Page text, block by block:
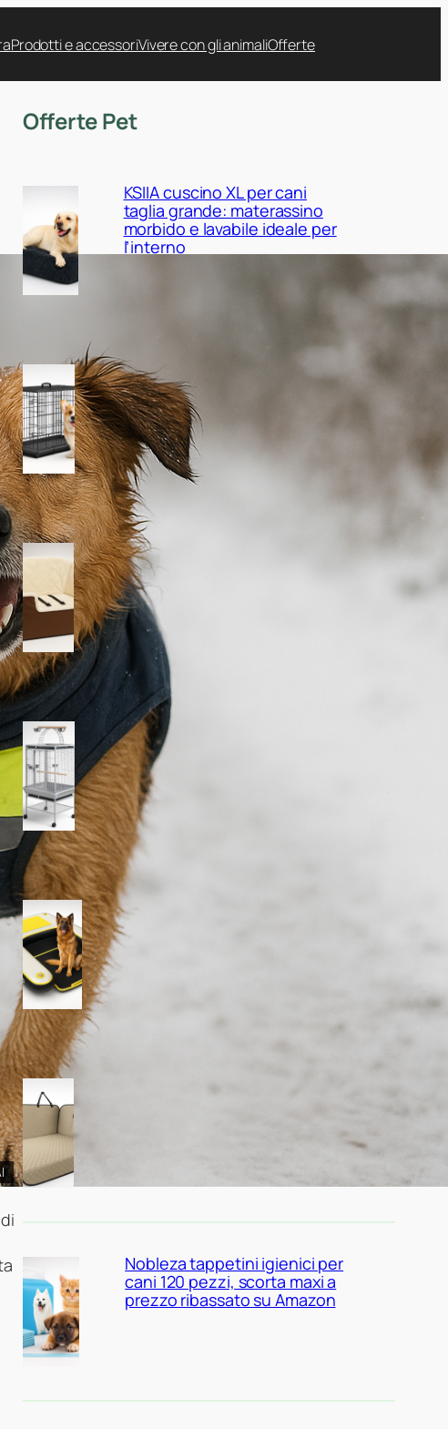
Prodotti e accessoriVivere con gli animaliOfferte
Offerte Pet
KSIIA cuscino XL per cani
taglia grande: materassino
morbido e lavabile ideale per
l’interno
Yaheetech gabbia pieghevole
in metallo per cani: kennel
robusto e regolabile a prezzo
ribassato
Seggiolino auto avvolgente
Amazon Basics per cani e
gatti: più comfort e sicurezza
nei viaggi brevi
PawHut voliera per
pappagallini con ruote: gabbia
capiente e facile da pulire in
offerta su Amazon
SHARLOVY XL estensore per
Nobleza tappetini igienici per
cani 120 pezzi, scorta maxi a
prezzo ribassato su Amazon